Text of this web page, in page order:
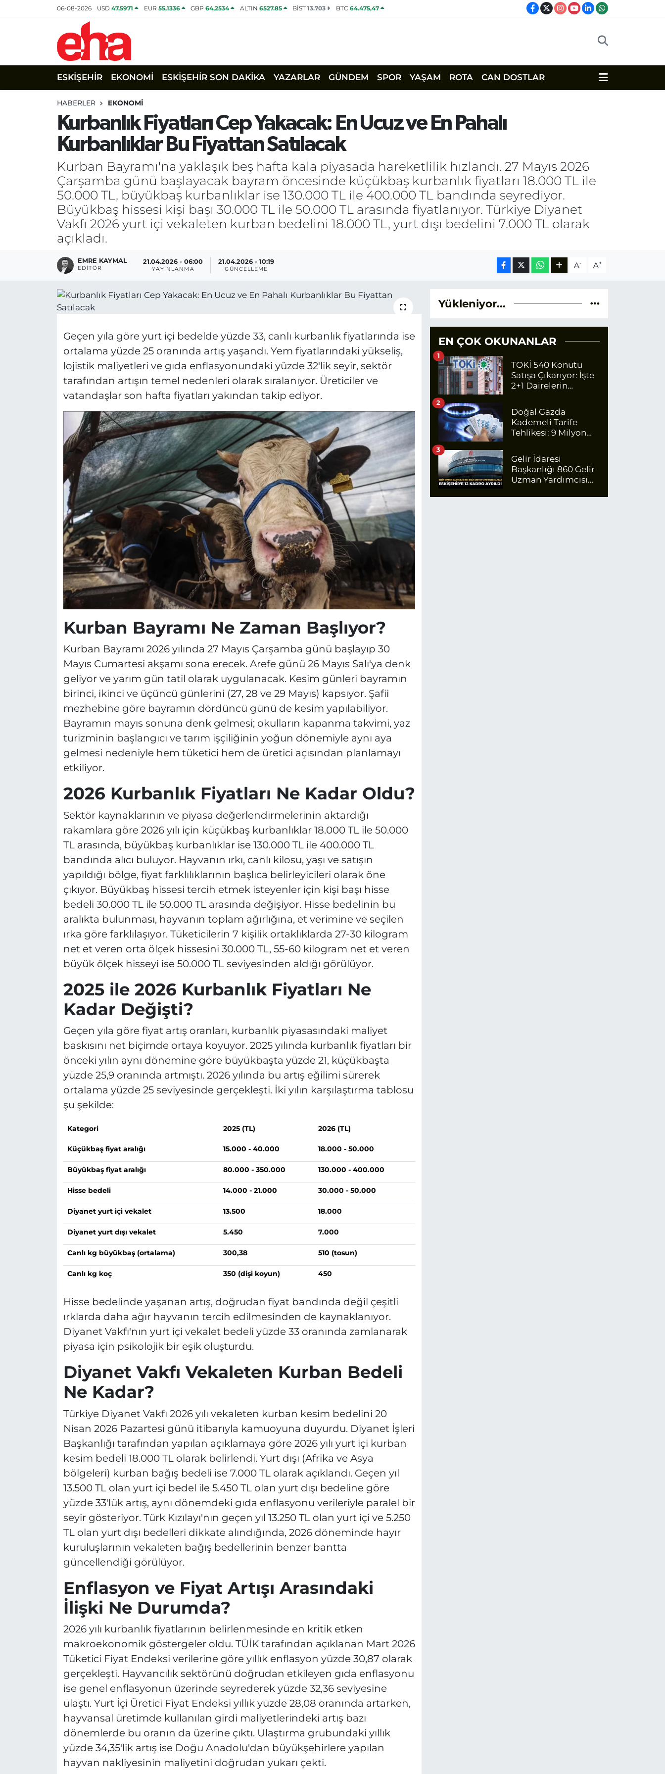
06-08-2026 USD47,5971 EUR 55,1336 GBP64,2534 ALTIN 6527.85 BİST13.703 BTC 64.475,47
ESKİŞEHİR EKONOMİ ESKİŞEHİR SON DAKİKA YAZARLAR GÜNDEM SPOR YAŞAM ROTA CAN DOSTLAR
HABERLER EKONOMİ
Kurbanlık Fiyatları Cep Yakacak: En Ucuz ve En Pahalı
Kurbanlıklar Bu Fiyattan Satılacak
Kurban Bayramı'na yaklaşık beş hafta kala piyasada hareketlilik hızlandı. 27 Mayıs 2026
Çarşamba günü başlayacak bayram öncesinde küçükbaş kurbanlık fiyatları 18.000 TL ile
50.000 TL, büyükbaş kurbanlıklar ise 130.000 TL ile 400.000 TL bandında seyrediyor.
Büyükbaş hissesi kişi başı 30.000 TL ile 50.000 TL arasında fiyatlanıyor. Türkiye Diyanet
Vakfı 2026 yurt içi vekaleten kurban bedelini 18.000 TL, yurt dışı bedelini 7.000 TL olarak
açıkladı.
EMRE KAYMAL
EDITÖR
21.04.2026 - 06:00
YAYINLANMA
21.04.2026 - 10:19
GÜNCELLEME A- A+
Geçen yıla göre yurt içi bedelde yüzde 33, canlı kurbanlık fiyatlarında ise
ortalama yüzde 25 oranında artış yaşandı. Yem fiyatlarındaki yükseliş,
lojistik maliyetleri ve gıda enflasyonundaki yüzde 32'lik seyir, sektör
tarafından artışın temel nedenleri olarak sıralanıyor. Üreticiler ve
vatandaşlar son hafta fiyatları yakından takip ediyor.
Kurban Bayramı Ne Zaman Başlıyor?
Kurban Bayramı 2026 yılında 27 Mayıs Çarşamba günü başlayıp 30
Mayıs Cumartesi akşamı sona erecek. Arefe günü 26 Mayıs Salı'ya denk
geliyor ve yarım gün tatil olarak uygulanacak. Kesim günleri bayramın
birinci, ikinci ve üçüncü günlerini (27, 28 ve 29 Mayıs) kapsıyor. Şafii
mezhebine göre bayramın dördüncü günü de kesim yapılabiliyor.
Bayramın mayıs sonuna denk gelmesi; okulların kapanma takvimi, yaz
turizminin başlangıcı ve tarım işçiliğinin yoğun dönemiyle aynı aya
gelmesi nedeniyle hem tüketici hem de üretici açısından planlamayı
etkiliyor.
2026 Kurbanlık Fiyatları Ne Kadar Oldu?
Sektör kaynaklarının ve piyasa değerlendirmelerinin aktardığı
rakamlara göre 2026 yılı için küçükbaş kurbanlıklar 18.000 TL ile 50.000
TL arasında, büyükbaş kurbanlıklar ise 130.000 TL ile 400.000 TL
bandında alıcı buluyor. Hayvanın ırkı, canlı kilosu, yaşı ve satışın
yapıldığı bölge, fiyat farklılıklarının başlıca belirleyicileri olarak öne
çıkıyor. Büyükbaş hissesi tercih etmek isteyenler için kişi başı hisse
bedeli 30.000 TL ile 50.000 TL arasında değişiyor. Hisse bedelinin bu
aralıkta bulunması, hayvanın toplam ağırlığına, et verimine ve seçilen
ırka göre farklılaşıyor. Tüketicilerin 7 kişilik ortaklıklarda 27-30 kilogram
net et veren orta ölçek hissesini 30.000 TL, 55-60 kilogram net et veren
büyük ölçek hisseyi ise 50.000 TL seviyesinden aldığı görülüyor.
2025 ile 2026 Kurbanlık Fiyatları Ne
Kadar Değişti?
Geçen yıla göre fiyat artış oranları, kurbanlık piyasasındaki maliyet
baskısını net biçimde ortaya koyuyor. 2025 yılında kurbanlık fiyatları bir
önceki yılın aynı dönemine göre büyükbaşta yüzde 21, küçükbaşta
yüzde 25,9 oranında artmıştı. 2026 yılında bu artış eğilimi sürerek
ortalama yüzde 25 seviyesinde gerçekleşti. İki yılın karşılaştırma tablosu
şu şekilde:
Kategori 2025 (TL) 2026 (TL)
Küçükbaş fiyat aralığı 15.000 - 40.000 18.000 - 50.000
Büyükbaş fiyat aralığı 80.000 - 350.000 130.000 - 400.000
Hisse bedeli 14.000 - 21.000 30.000 - 50.000
Diyanet yurt içi vekalet 13.500 18.000
Diyanet yurt dışı vekalet 5.450 7.000
Canlı kg büyükbaş (ortalama) 300,38 510 (tosun)
Canlı kg koç 350 (dişi koyun) 450
Hisse bedelinde yaşanan artış, doğrudan fiyat bandında değil çeşitli
ırklarda daha ağır hayvanın tercih edilmesinden de kaynaklanıyor.
Diyanet Vakfı'nın yurt içi vekalet bedeli yüzde 33 oranında zamlanarak
piyasa için psikolojik bir eşik oluşturdu.
Diyanet Vakfı Vekaleten Kurban Bedeli
Ne Kadar?
Türkiye Diyanet Vakfı 2026 yılı vekaleten kurban kesim bedelini 20
Nisan 2026 Pazartesi günü itibarıyla kamuoyuna duyurdu. Diyanet İşleri
Başkanlığı tarafından yapılan açıklamaya göre 2026 yılı yurt içi kurban
kesim bedeli 18.000 TL olarak belirlendi. Yurt dışı (Afrika ve Asya
bölgeleri) kurban bağış bedeli ise 7.000 TL olarak açıklandı. Geçen yıl
13.500 TL olan yurt içi bedel ile 5.450 TL olan yurt dışı bedeline göre
yüzde 33'lük artış, aynı dönemdeki gıda enflasyonu verileriyle paralel bir
seyir gösteriyor. Türk Kızılayı'nın geçen yıl 13.250 TL olan yurt içi ve 5.250
TL olan yurt dışı bedelleri dikkate alındığında, 2026 döneminde hayır
kuruluşlarının vekaleten bağış bedellerinin benzer bantta
güncellendiği görülüyor.
Enflasyon ve Fiyat Artışı Arasındaki
İlişki Ne Durumda?
2026 yılı kurbanlık fiyatlarının belirlenmesinde en kritik etken
makroekonomik göstergeler oldu. TÜİK tarafından açıklanan Mart 2026
Tüketici Fiyat Endeksi verilerine göre yıllık enflasyon yüzde 30,87 olarak
gerçekleşti. Hayvancılık sektörünü doğrudan etkileyen gıda enflasyonu
ise genel enflasyonun üzerinde seyrederek yüzde 32,36 seviyesine
ulaştı. Yurt İçi Üretici Fiyat Endeksi yıllık yüzde 28,08 oranında artarken,
hayvansal üretimde kullanılan girdi maliyetlerindeki artış bazı
dönemlerde bu oranın da üzerine çıktı. Ulaştırma grubundaki yıllık
yüzde 34,35'lik artış ise Doğu Anadolu'dan büyükşehirlere yapılan
hayvan nakliyesinin maliyetini doğrudan yukarı çekti.
Yükleniyor...
EN ÇOK OKUNANLAR
TOKİ 540 Konutu
Satışa Çıkarıyor: İşte
2+1 Dairelerin
1
Doğal Gazda
Kademeli Tarife
Tehlikesi: 9 Milyon
Ödeyecek
2
Gelir İdaresi
Başkanlığı 860 Gelir
Uzman Yardımcısı
Kadro Ayrıldı
3